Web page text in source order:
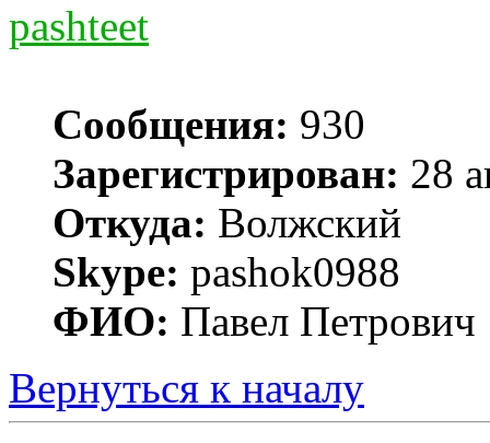
pashteet
Сообщения: 930
Зарегистрирован: 28
Откуда: Волжский
Skype: pashok0988
ФИО: Павел Петрович
Вернуться к началу